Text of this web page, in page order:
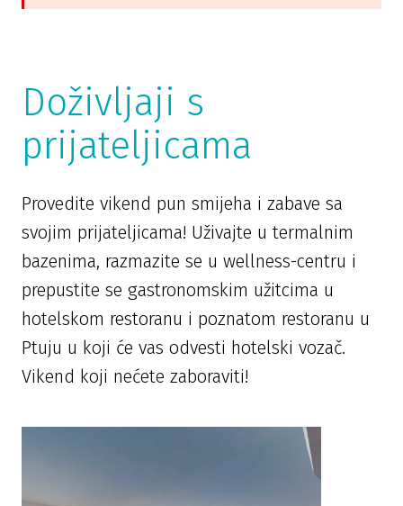
Doživljaji s
prijateljicama
Provedite vikend pun smijeha i zabave sa
svojim prijateljicama! Uživajte u termalnim
bazenima, razmazite se u wellness-centru i
prepustite se gastronomskim užitcima u
hotelskom restoranu i poznatom restoranu u
Ptuju u koji će vas odvesti hotelski vozač.
Vikend koji nećete zaboraviti!